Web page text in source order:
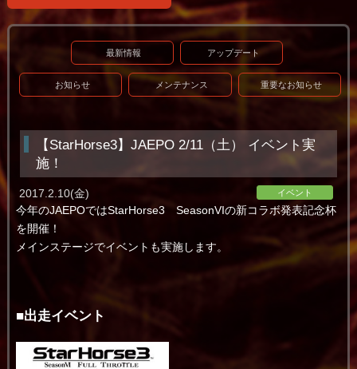
最新情報 アップデート
お知らせ メンテナンス 重要なお知らせ
【StarHorse3】JAEPO 2/11（土） イベント実
施！
イベント
2017.2.10(金)
今年のJAEPOではStarHorse3 SeasonVIの新コラボ発表記念杯
を開催！
メインステージでイベントも実施します。
■出走イベント